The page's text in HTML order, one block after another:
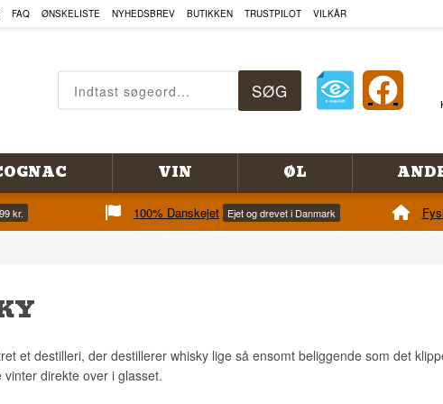
FAQ ØNSKELISTE NYHEDSBREV BUTIKKEN TRUSTPILOT VILKÅR
VIN ØL
kr. 100% Danskejet Ejet og drevet i Danmark
et destilleri, der destillerer whisky lige så ensomt beliggende som det
direkte over i glasset.